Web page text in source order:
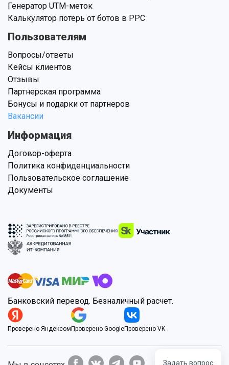
Задать вопрос
Генератор UTM-меток
Калькулятор потерь от ботов в PPC
Пользователям
Вопросы/ответы
Кейсы клиентов
Отзывы
Партнерская программа
Бонусы и подарки от партнеров
Вакансии
Информация
Договор-оферта
Политика конфиденциальности
Пользовательское соглашение
Документы
Банковский перевод. Безналичный расчет.
Проверено Яндексом Проверено GoogleПроверено VK